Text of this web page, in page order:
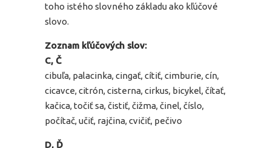
toho istého slovného základu ako kľúčové
slovo.
Zoznam kľúčových slov:
C, Č
cibuľa, palacinka, cingať, cítiť, cimburie, cín,
cicavce, citrón, cisterna, cirkus, bicykel, čítať,
kačica, točiť sa, čistiť, čižma, činel, číslo,
počítač, učiť, rajčina, cvičiť, pečivo
D, Ď